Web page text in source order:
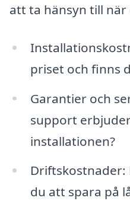
att ta hänsyn till
priset och finns
Garantier och
support
installationen?
Driftskostnader:
du att spara på